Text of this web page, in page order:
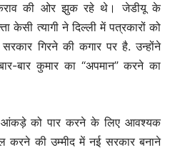
की ओर झुक रहे थे। जेडीयू के
केसी त्यागी ने दिल्ली में पत्रकारों को
सरकार गिरने की कगार पर है. उन्होंने
बार कुमार का “अपमान” करने का
को पार करने के लिए आवश्यक
करने की उम्मीद में नई सरकार बनाने